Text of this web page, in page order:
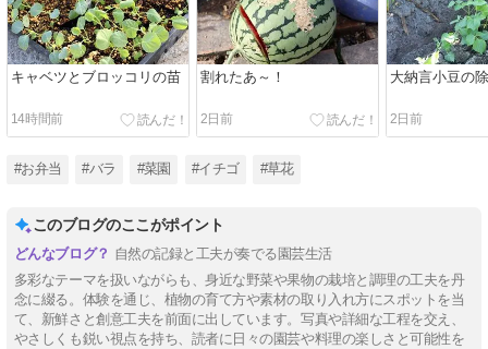
キャベツとブロッコリの苗
14時間前
割れたあ～！
2日前
大納言小豆の
2日前
#お弁当 #バラ #菜園 #イチゴ #草花
このブログのここがポイント
自然の記録と工夫が奏でる園芸生活
多彩なテーマを扱いながらも、身近な野菜や果物の栽培と調理の工夫を丹
念に綴る。体験を通じ、植物の育て方や素材の取り入れ方にスポットを当
て、新鮮さと創意工夫を前面に出しています。写真や詳細な工程を交え、
やさしくも鋭い視点を持ち、読者に日々の園芸や料理の楽しさと可能性を